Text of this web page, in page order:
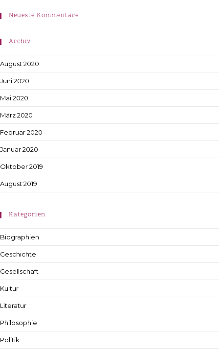
Neueste Kommentare
Archiv
August 2020
Juni 2020
Mai 2020
März 2020
Februar 2020
Januar 2020
Oktober 2019
August 2019
Kategorien
Biographien
Geschichte
Gesellschaft
Kultur
Literatur
Philosophie
Politik